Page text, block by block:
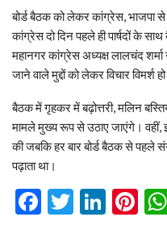
बोर्ड बैठक को लेकर कांग्रेस, भाजपा
कांग्रेस दो दिन पहले ही पार्षदों के
महानगर कांग्रेस अध्यक्ष लालचंद शर्मा
जाने वाले मुद्दों को लेकर विचार विमर्श
बैठक में गृहकर में बढ़ोत्तरी, मलिन
मामले मुख्य रूप से उठाए जाएंगे। वहीं,
की जबकि हर बार बोर्ड बैठक से पहले
पढ़ाता था।
Facebook
Twitter